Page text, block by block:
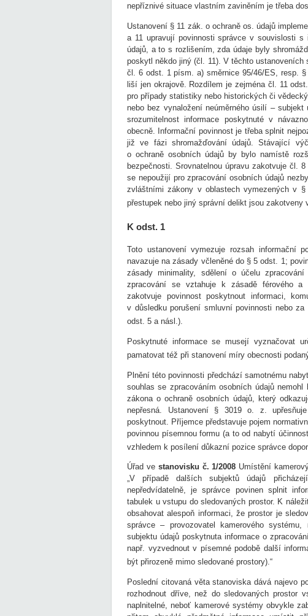
nepříznivé situace vlastním zaviněním je třeba
Ustanovení § 11 zák. o ochraně os. údajů
a 11 upravují povinnosti správce v souvislosti s
údajů, a to s rozlišením, zda údaje byly
poskytl někdo jiný (čl. 11). V těchto
čl. 6 odst. 1 písm. a) směrnice 95/46/ES, resp.
liší jen okrajově. Rozdílem je zejména čl. 11
pro případy statistiky nebo historických či
nebo bez vynaložení neúměrného úsilí –
srozumitelnost informace poskytnuté v
obecně. Informační povinnost je třeba splnit
již ve fázi shromažďování údajů. Stávající
o ochraně osobních údajů by bylo namístě
bezpečnosti. Srovnatelnou úpravu zakotvuje čl.
se nepoužijí pro zpracování osobních údajů
zvláštními zákony v oblastech vymezených v
přestupek nebo jiný správní delikt jsou
K odst. 1
Toto ustanovení vymezuje rozsah informační
navazuje na zásady včleněné do § 5 odst. 1;
zásady minimality, sdělení o účelu
zpracování se vztahuje k zásadě férového a
zakotvuje povinnost poskytnout informaci,
v důsledku porušení smluvní povinnosti nebo
odst. 5 a násl.).
Poskytnuté informace se musejí vyznačovat
pamatovat též při stanovení míry obecnosti
Plnění této povinnosti předchází samotnému
souhlas se zpracováním osobních údajů
zákona o ochraně osobních údajů, který
nepřesná. Ustanovení § 3019 o. z.
poskytnout. Příjemce představuje pojem
povinnou písemnou formu (a to od nabytí
vzhledem k posílení důkazní pozice správce
Úřad ve stanovisku č. 1/2008 Umístění
„V případě dalších subjektů údajů
nepředvídatelně, je správce povinen splnit
tabulek u vstupu do sledovaných prostor. K
obsahovat alespoň informaci, že prostor je
správce – provozovatel kamerového
subjektu údajů poskytnuta informace o
např. vyzvednout v písemné podobě další
být přirozeně mimo sledované prostory).“
Poslední citovaná věta stanoviska dává najevo
rozhodnout dříve, než do sledovaných prostor
naplnitelné, neboť kamerové systémy obvykle